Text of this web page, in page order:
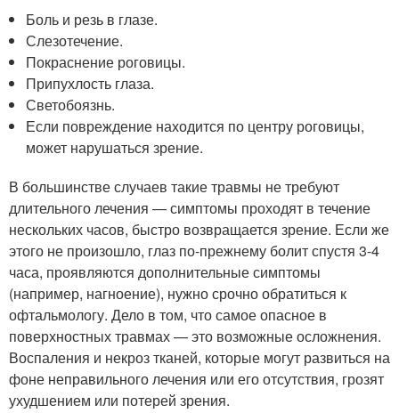
Боль и резь в глазе.
Слезотечение.
Покраснение роговицы.
Припухлость глаза.
Светобоязнь.
Если повреждение находится по центру роговицы,
может нарушаться зрение.
В большинстве случаев такие травмы не требуют
длительного лечения — симптомы проходят в течение
нескольких часов, быстро возвращается зрение. Если же
этого не произошло, глаз по-прежнему болит спустя 3-4
часа, проявляются дополнительные симптомы
(например, нагноение), нужно срочно обратиться к
офтальмологу. Дело в том, что самое опасное в
поверхностных травмах — это возможные осложнения.
Воспаления и некроз тканей, которые могут развиться на
фоне неправильного лечения или его отсутствия, грозят
ухудшением или потерей зрения.